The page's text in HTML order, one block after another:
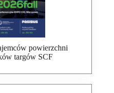
powierzchni
targów SCF